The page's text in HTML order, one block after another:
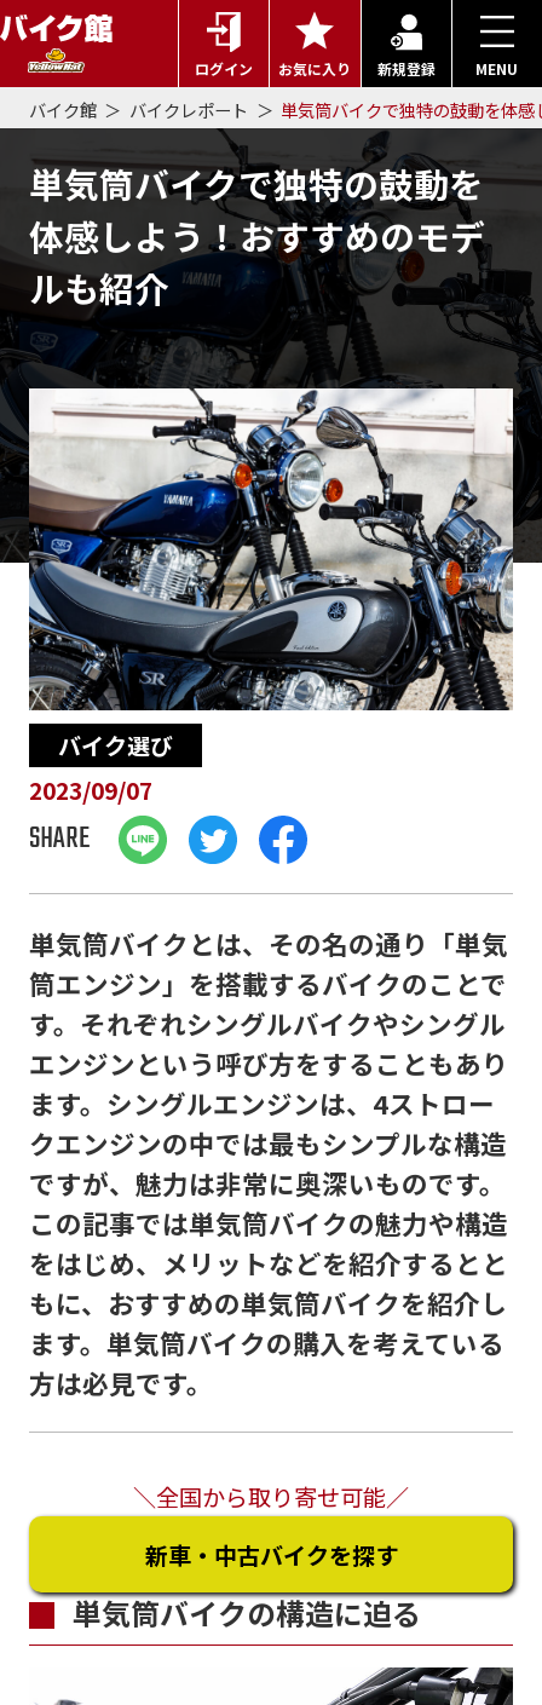
ログイン お気に入り 新規登録 MENU
バイク館 バイクレポート 単気筒バイクで独特の鼓動を体
単気筒バイクで独特の鼓動を
体感しよう！おすすめのモデ
ルも紹介
バイク選び
2023/09/07
SHARE
単気筒バイクとは、その名の通り「単気
筒エンジン」を搭載するバイクのことで
す。それぞれシングルバイクやシングル
エンジンという呼び方をすることもあり
ます。シングルエンジンは、4ストロー
クエンジンの中では最もシンプルな構造
ですが、魅力は非常に奥深いものです。
この記事では単気筒バイクの魅力や構造
をはじめ、メリットなどを紹介するとと
もに、おすすめの単気筒バイクを紹介し
ます。単気筒バイクの購入を考えている
方は必見です。
＼全国から取り寄せ可能／
新車・中古バイクを探す
単気筒バイクの構造に迫る